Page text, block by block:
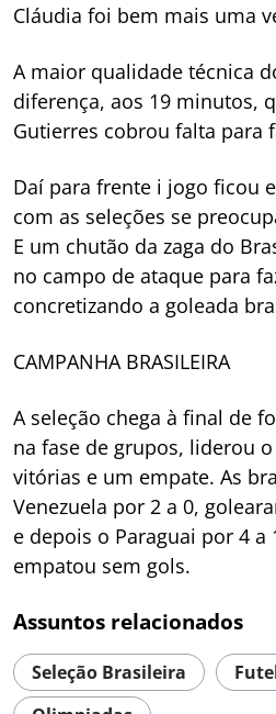
Cláudia foi bem mais uma
A maior qualidade técnica
diferença, aos 19 minutos,
Gutierres cobrou falta para
Daí para frente i jogo ficou
com as seleções se
E um chutão da zaga do
no campo de ataque para
concretizando a goleada
CAMPANHA BRASILEIRA
A seleção chega à final de
na fase de grupos, liderou
vitórias e um empate. As
Venezuela por 2 a 0,
e depois o Paraguai por 4 a
empatou sem gols.
Assuntos relacionados
Seleção Brasileira